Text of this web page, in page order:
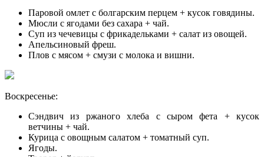
Паровой омлет с болгарским перцем + кусок говядины.
Мюсли с ягодами без сахара + чай.
Суп из чечевицы с фрикадельками + салат из овощей.
Апельсиновый фреш.
Плов с мясом + смузи с молока и вишни.
Воскресенье:
Сэндвич из ржаного хлеба с сыром фета + кусок
ветчины + чай.
Курица с овощным салатом + томатный суп.
Ягоды.